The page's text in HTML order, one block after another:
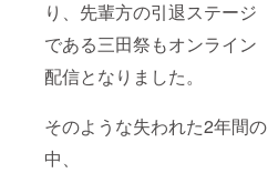
り、先輩方の引退ステージ
である三田祭もオンライン
配信となりました。
そのような失われた2年間の
中、